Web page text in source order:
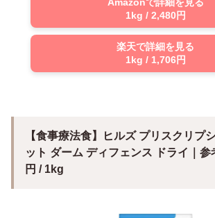
Amazonで詳細を見る
1kg / 2,480円
楽天で詳細を見る
1kg / 1,706円
【食事療法食】ヒルズ プリスクリプ
ット ダーム ディフェンス ドライ｜参
円 / 1kg